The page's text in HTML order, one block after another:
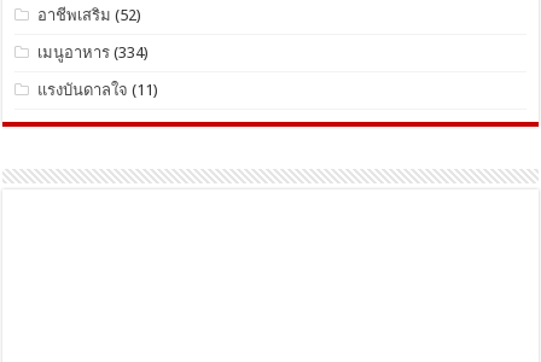
อาชีพเสริม (52)
เมนูอาหาร (334)
แรงบันดาลใจ (11)